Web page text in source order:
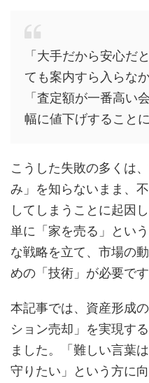
「大手だから安心だ
ても案内すら入らなか
「査定額が一番高い
幅に値下げすることに
こうした失敗の多くは
み」を知らないまま、
してしまうことに起因
単に「家を売る」とい
な戦略を立て、市場の
めの「技術」が必要です
本記事では、資産形成
ション売却」を実現す
ました。「難しい言葉
守りたい」という方に